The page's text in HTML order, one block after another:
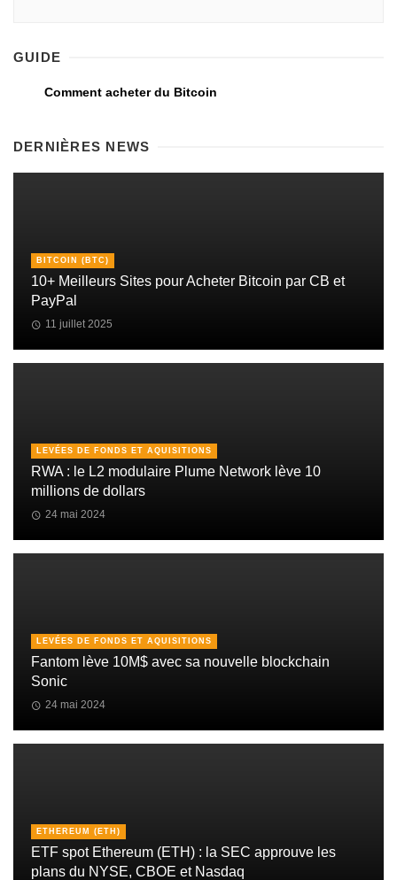
GUIDE
Comment acheter du Bitcoin
DERNIÈRES NEWS
BITCOIN (BTC)
10+ Meilleurs Sites pour Acheter Bitcoin par CB et
PayPal
11 juillet 2025
LEVÉES DE FONDS ET AQUISITIONS
RWA : le L2 modulaire Plume Network lève 10
millions de dollars
24 mai 2024
LEVÉES DE FONDS ET AQUISITIONS
Fantom lève 10M$ avec sa nouvelle blockchain
Sonic
24 mai 2024
ETHEREUM (ETH)
ETF spot Ethereum (ETH) : la SEC approuve les
plans du NYSE, CBOE et Nasdaq